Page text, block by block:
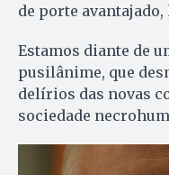
de porte
Estamos diante de
pusilânime, que
delírios das novas
sociedade